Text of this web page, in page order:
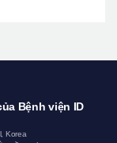
Bệnh viện ID
Korea